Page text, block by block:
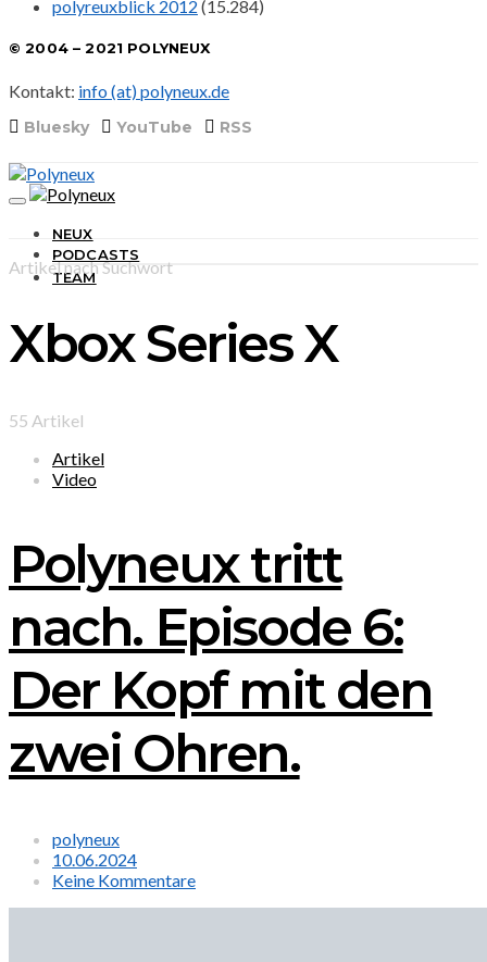
polyreuxblick 2012 (15.284)
© 2004 – 2021 POLYNEUX
Kontakt: info (at) polyneux.de
Bluesky YouTube RSS
NEUX
PODCASTS
TEAM
Artikel nach Suchwort
Xbox Series X
55 Artikel
Artikel
Video
Polyneux tritt
nach. Episode 6:
Der Kopf mit den
zwei Ohren.
polyneux
10.06.2024
Keine Kommentare